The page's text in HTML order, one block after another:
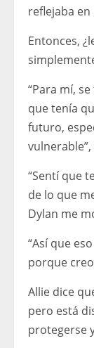
reflejaba en
Entonces,
“Para mí,
que tenía
futuro,
“Sentí que
de lo que
Dylan me
“Así que
porque
Allie dice
pero está
protegerse